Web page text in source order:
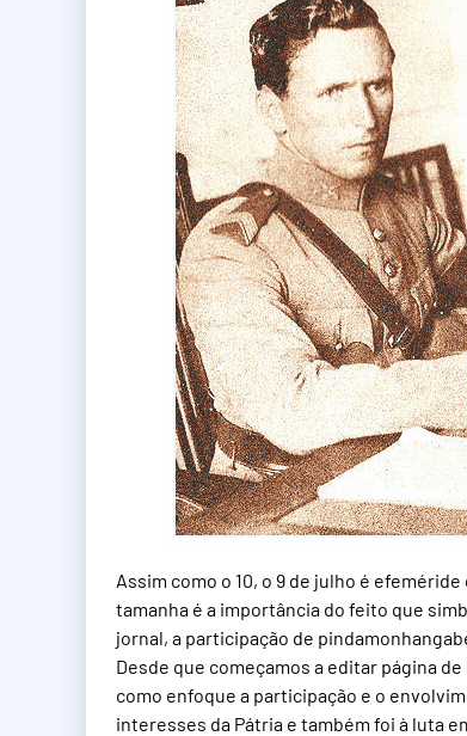
Assim como o 10, o 9 de julho é
tamanha é a importância do feito que
jornal, a participação de
Desde que começamos a editar página
como enfoque a participação e o
interesses da Pátria e também foi à luta